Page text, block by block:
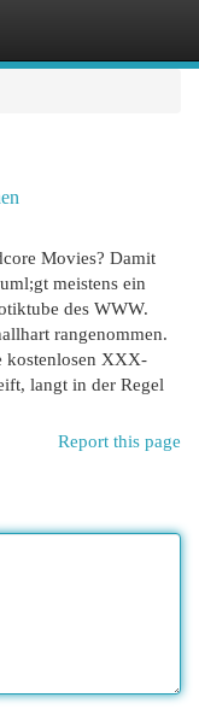
Movies? Damit
meistens ein
des WWW.
rangenommen.
kostenlosen XXX-
langt in der Regel
Report this page